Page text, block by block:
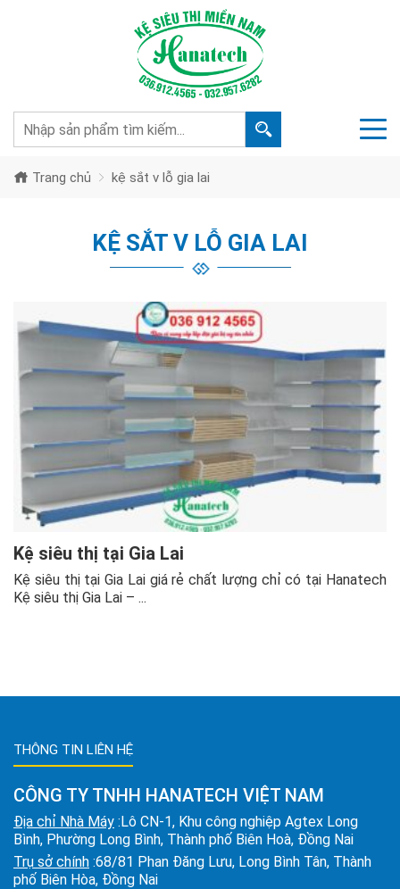
Trang chủ kệ sắt v lỗ gia lai
KỆ SẮT V LỖ GIA LAI
Kệ siêu thị tại Gia Lai
Kệ siêu thị tại Gia Lai giá rẻ chất lượng chỉ có tại Hanatech
Kệ siêu thị Gia Lai – ...
THÔNG TIN LIÊN HỆ
CÔNG TY TNHH HANATECH VIỆT NAM
Địa chỉ Nhà Máy :Lô CN-1, Khu công nghiệp Agtex Long
Bình, Phường Long Bình, Thành phố Biên Hoà, Đồng Nai
Trụ sở chính :68/81 Phan Đăng Lưu, Long Bình Tân, Thành
phố Biên Hòa, Đồng Nai